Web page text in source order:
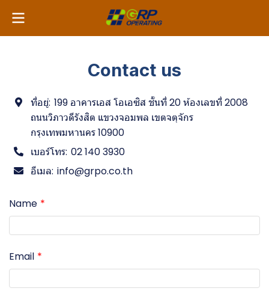
Contact us
ที่อยู่: 199 อาคารเอส โอเอซิส ชั้นที่ 20 ห้องเลขที่ 2008
ถนนวิภาวดีรังสิต แขวงจอมพล เขตจตุจักร
กรุงเทพมหานคร 10900
เบอร์โทร: 02 140 3930
อีเมล: info@grpo.co.th
Name
Email